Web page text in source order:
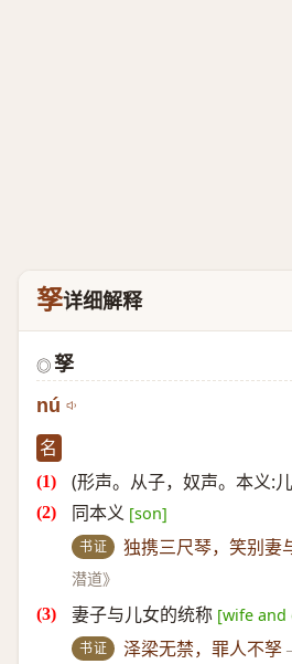
孥详细解释
◎ 孥
nú
名
(形声。从子，奴声。本义:
同本义 [son]
书证 独携三尺琴，笑别妻
潜道》
妻子与儿女的统称 [wife and
书证 泽梁无禁，罪人不孥